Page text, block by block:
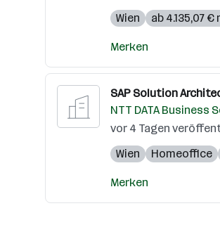
Wien
ab 4.135,07
Merken
SAP Solution
NTT DATA Business
vor 4 Tagen
Wien
Homeoffice
Merken